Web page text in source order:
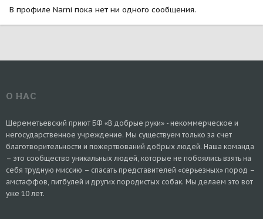
В профиле Narni пока нет ни одного сообщения.
О НАС
Шереметьевский приют БФ «В добрые руки» - некоммерческое и
негосударственное учреждение. Мы существуем только за счет
благотворительности и пожертвований добрых людей. Наша команда
– это сообщество уникальных людей, которые не побоялись взять на
себя трудную миссию – спасать представителей «серьезных» пород –
амстаффов, питбулей и других породистых собак. Мы делаем это вот
уже 10 лет.